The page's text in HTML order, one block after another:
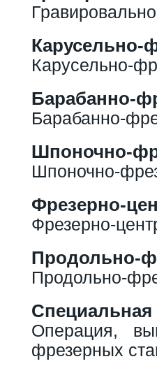
Карусельно-
Карусельно-
Барабанно-
Барабанно-
Шпоночно-
Шпоночно-
Фрезерно-
Фрезерно-
Продольно-
Продольно-
Операция,
фрезерных